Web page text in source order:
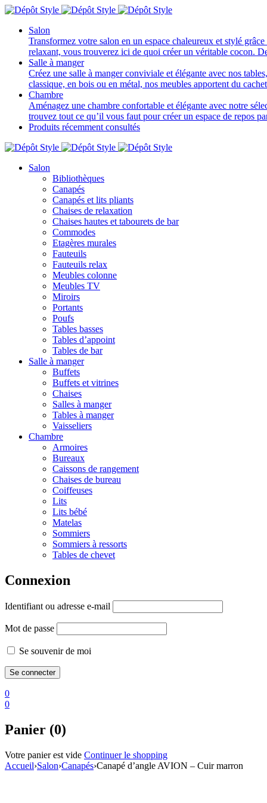
Salon
Transformez votre salon en un espace chaleureux et stylé
relaxant, vous trouverez ici de quoi créer un véritable cocon.
Salle à manger
Créez une salle à manger conviviale et élégante avec nos
classique, en bois ou en métal, nos meubles apportent du
Chambre
Aménagez une chambre confortable et élégante avec notre
trouvez tout ce qu’il vous faut pour créer un espace de repos
Produits récemment consultés
Salon
Bibliothèques
Canapés
Canapés et lits pliants
Chaises de relaxation
Chaises hautes et tabourets de bar
Commodes
Etagères murales
Fauteuils
Fauteuils relax
Meubles colonne
Meubles TV
Miroirs
Portants
Poufs
Tables basses
Tables d’appoint
Tables de bar
Salle à manger
Buffets
Buffets et vitrines
Chaises
Salles à manger
Tables à manger
Vaisseliers
Chambre
Armoires
Bureaux
Caissons de rangement
Chaises de bureau
Coiffeuses
Lits
Lits bébé
Matelas
Sommiers
Sommiers à ressorts
Tables de chevet
Connexion
Identifiant ou adresse e-mail
Mot de passe
Se souvenir de moi
0
0
Panier (0)
Votre panier est vide Continuer le shopping
Accueil›Salon›Canapés›Canapé d’angle AVION – Cuir marron